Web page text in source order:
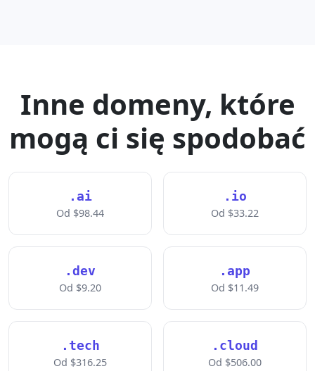
Inne domeny, które
mogą ci się spodobać
.ai
Od $98.44
.io
Od $33.22
.dev
Od $9.20
.app
Od $11.49
.tech
Od $316.25
.cloud
Od $506.00